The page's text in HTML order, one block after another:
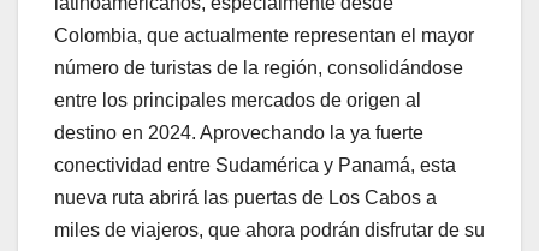
Colombia, que actualmente representan el mayor
número de turistas de la región, consolidándose
entre los principales mercados de origen al
destino en 2024. Aprovechando la ya fuerte
conectividad entre Sudamérica y Panamá, esta
nueva ruta abrirá las puertas de Los Cabos a
miles de viajeros, que ahora podrán disfrutar de su